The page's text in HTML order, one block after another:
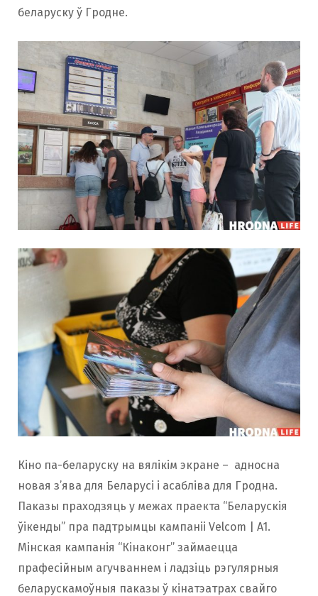
беларуску ў Гродне.
Кіно па-беларуску на вялікім экране – адносна
новая з’ява для Беларусі і асабліва для Гродна.
Паказы праходзяць у межах праекта “Беларускія
ўікенды” пра падтрымцы кампаніі Velcom | A1.
Мінская кампанія “Кінаконг” займаецца
прафесійным агучваннем і ладзіць рэгулярныя
беларускамоўныя паказы ў кінатэатрах свайго